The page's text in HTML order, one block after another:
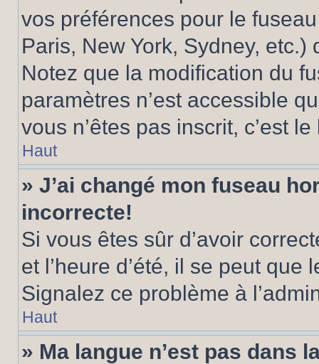
vos préférences pour le
Paris, New York, Sydney, etc.)
Notez que la modification du
paramètres n’est accessible
vous n’êtes pas inscrit, c’est
Haut
» J’ai changé mon fuseau
incorrecte!
Si vous êtes sûr d’avoir
et l’heure d’été, il se peut que
Signalez ce problème à
Haut
» Ma langue n’est pas dans